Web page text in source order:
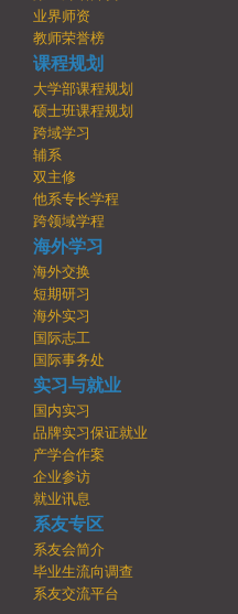
业界师资
教师荣誉榜
课程规划
大学部课程规划
硕士班课程规划
跨域学习
辅系
双主修
他系专长学程
跨领域学程
海外学习
海外交换
短期研习
海外实习
国际志工
国际事务处
实习与就业
国内实习
品牌实习保证就业
产学合作案
企业参访
就业讯息
系友专区
系友会简介
毕业生流向调查
系友交流平台